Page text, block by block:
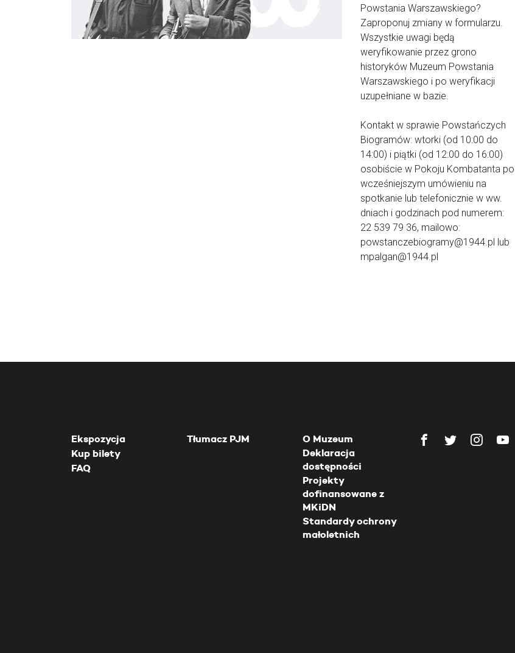
Powstania Warszawskiego?
Zaproponuj zmiany w formularzu.
Wszystkie uwagi będą
weryfikowanie przez grono
historyków Muzeum Powstania
Warszawskiego i po weryfikacji
uzupełniane w bazie.
Kontakt w sprawie Powstańczych
Biogramów: wtorki (od 10:00 do
14:00) i piątki (od 12:00 do 16:00)
osobiście w Pokoju Kombatanta po
wcześniejszym umówieniu na
spotkanie lub telefonicznie w ww.
dniach i godzinach pod numerem:
22 539 79 36, mailowo:
powstanczebiogramy@1944.pl lub
mpalgan@1944.pl
Ekspozycja
Kup bilety
FAQ
Tłumacz PJM
O Muzeum
Deklaracja
dostępności
Projekty
dofinansowane z
MKiDN
Standardy ochrony
małoletnich